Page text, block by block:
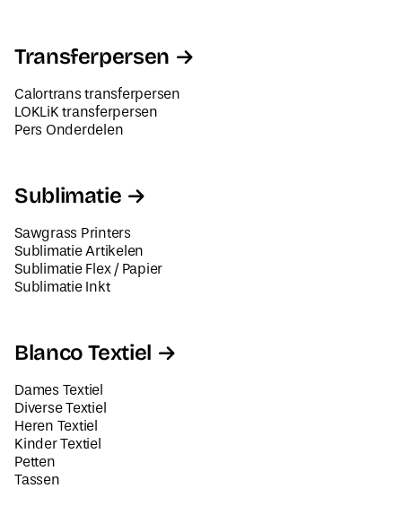
Transferpersen
Calortrans transferpersen
LOKLiK transferpersen
Pers Onderdelen
Sublimatie
Sawgrass Printers
Sublimatie Artikelen
Sublimatie Flex / Papier
Sublimatie Inkt
Blanco Textiel
Dames Textiel
Diverse Textiel
Heren Textiel
Kinder Textiel
Petten
Tassen